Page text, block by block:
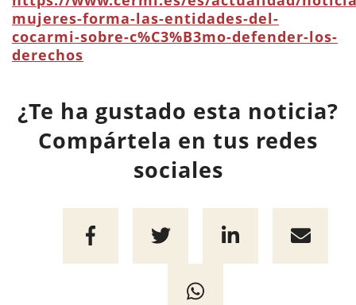
mujeres-forma-las-entidades-del-
cocarmi-sobre-c%C3%B3mo-defender-los-
derechos
¿Te ha gustado esta noticia?
Compártela en tus redes
sociales